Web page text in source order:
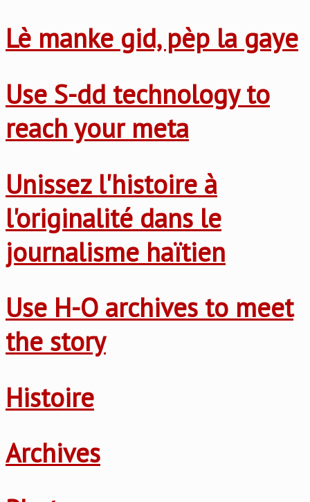
Lè manke gid, pèp la gaye
Use S-dd technology to
reach your meta
Unissez l'histoire à
l'originalité dans le
journalisme haïtien
Use H-O archives to meet
the story
Histoire
Archives